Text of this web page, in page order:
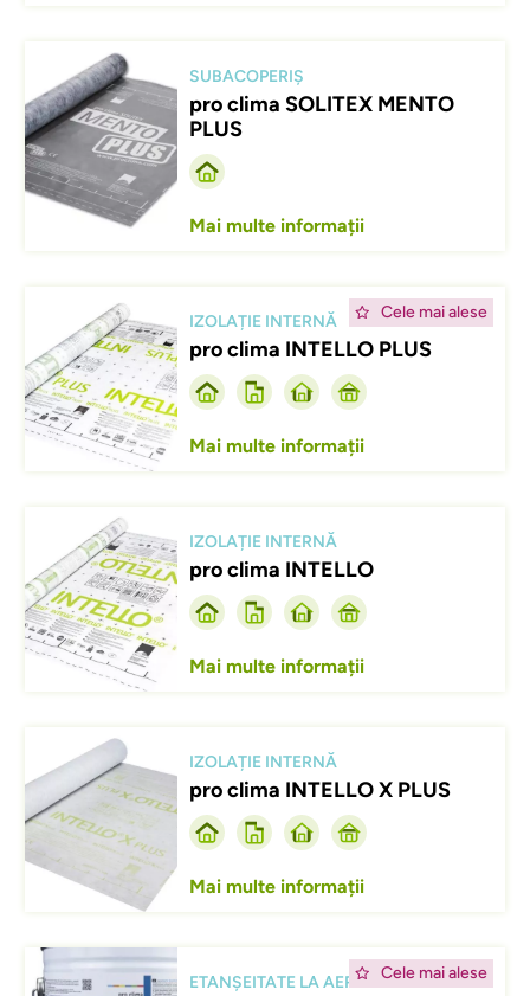
Afbeelding
SUBACOPERIȘ
pro clima SOLITEX MENTO
PLUS
Mai multe informații
Cele mai alese
IZOLAȚIE INTERNĂ
pro clima INTELLO PLUS
Mai multe informații
Afbeelding
IZOLAȚIE INTERNĂ
pro clima INTELLO
Mai multe informații
Afbeelding
IZOLAȚIE INTERNĂ
pro clima INTELLO X PLUS
Mai multe informații
Cele mai alese
Afbeelding
ETANȘEITATE LA AER